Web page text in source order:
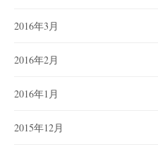
2016年3月
2016年2月
2016年1月
2015年12月